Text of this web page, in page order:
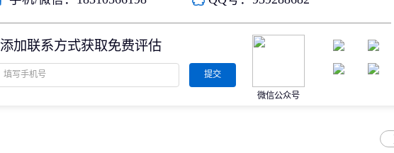
添加联系方式获取免费评估
提交
微信公众号